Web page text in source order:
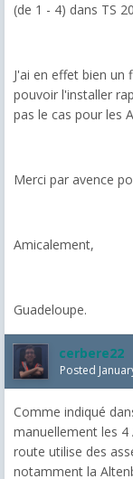
(de 1 - 4) dans TS
J'ai en effet bien un
pouvoir l'installer
pas le cas pour les
Merci par avence
Amicalement,
Guadeloupe.
cerbere22
Posted
Comme indiqué
manuellement les 4
route utilise des
notamment la